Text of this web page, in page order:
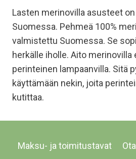
sivulla.
Lasten merinovilla asusteet
Suomessa. Pehmeä 100%
valmistettu Suomessa. Se
herkälle iholle. Aito merinovilla
perinteinen lampaanvilla. Sitä
käyttämään nekin, joita
kutittaa.
Maksu- ja toimitustavat